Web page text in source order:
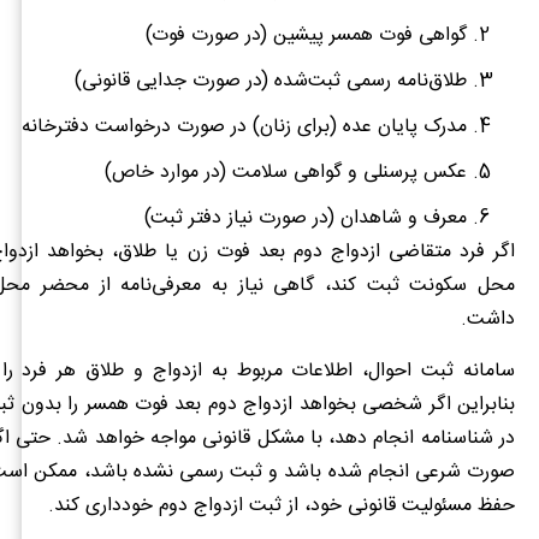
گواهی فوت همسر پیشین (در صورت فوت)
طلاق‌نامه رسمی ثبت‌شده (در صورت جدایی قانونی)
مدرک پایان عده (برای زنان) در صورت درخواست دفترخانه
عکس پرسنلی و گواهی سلامت (در موارد خاص)
معرف و شاهدان (در صورت نیاز دفتر ثبت)
اگر فرد متقاضی ازدواج دوم بعد فوت زن یا طلاق، بخواهد
محل سکونت ثبت کند، گاهی نیاز به معرفی‌نامه از محضر
داشت.
سامانه ثبت احوال، اطلاعات مربوط به ازدواج و طلاق هر فرد را
بنابراین اگر شخصی بخواهد ازدواج دوم بعد فوت همسر را بدون
در شناسنامه انجام دهد، با مشکل قانونی مواجه خواهد شد. حتی
صورت شرعی انجام شده باشد و ثبت رسمی نشده باشد، ممکن است
حفظ مسئولیت قانونی خود، از ثبت ازدواج دوم خودداری کند.